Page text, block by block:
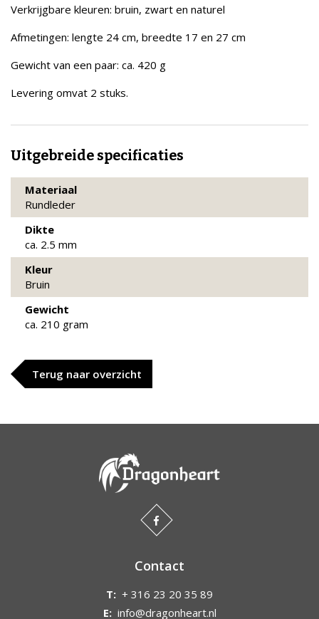
Verkrijgbare kleuren: bruin, zwart en naturel
Afmetingen: lengte 24 cm, breedte 17 en 27 cm
Gewicht van een paar: ca. 420 g
Levering omvat 2 stuks.
Uitgebreide specificaties
Materiaal
Rundleder
Dikte
ca. 2.5 mm
Kleur
Bruin
Gewicht
ca. 210 gram
Terug naar overzicht
Contact
T: + 316 23 20 35 89
E: info@dragonheart.nl